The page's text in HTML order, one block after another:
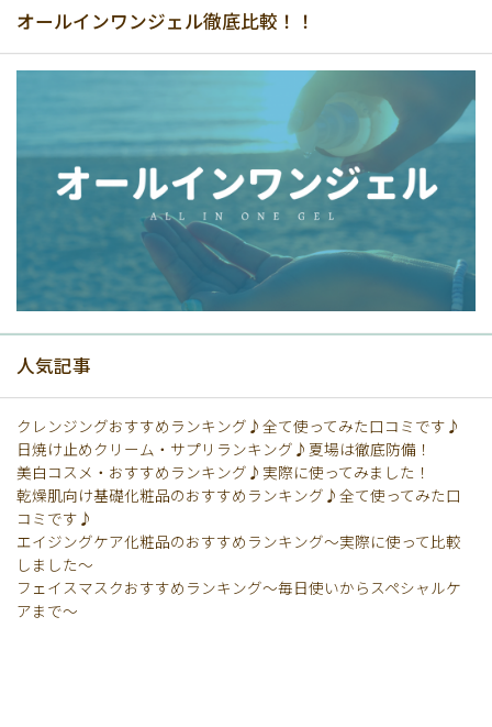
オールインワンジェル徹底比較！！
人気記事
クレンジングおすすめランキング♪全て使ってみた口コミです♪
日焼け止めクリーム・サプリランキング♪夏場は徹底防備！
美白コスメ・おすすめランキング♪実際に使ってみました！
乾燥肌向け基礎化粧品のおすすめランキング♪全て使ってみた口
コミです♪
エイジングケア化粧品のおすすめランキング〜実際に使って比較
しました〜
フェイスマスクおすすめランキング〜毎日使いからスペシャルケ
アまで〜